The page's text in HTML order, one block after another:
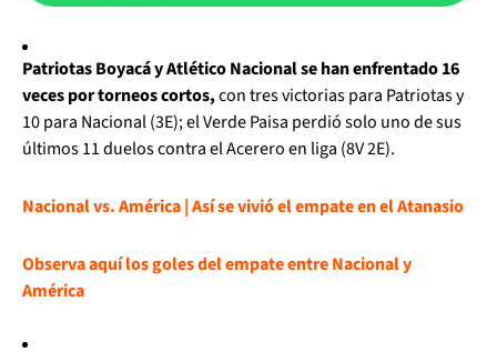
Patriotas Boyacá y Atlético Nacional se han enfrentado 16
veces por torneos cortos,con tres victorias para Patriotas y
10 para Nacional (3E); el Verde Paisa perdió solo uno de sus
últimos 11 duelos contra el Acerero en liga (8V 2E).
Nacional vs. América | Así se vivió el empate en el Atanasio
Observa aquí los goles del empate entre Nacional y
América